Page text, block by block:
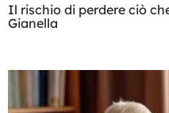
Il rischio di perdere ciò
Gianella